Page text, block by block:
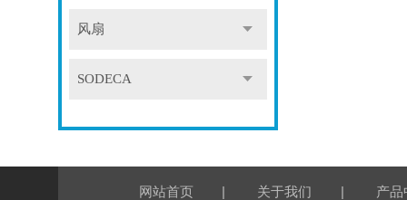
风扇
SODECA
网站首页 | 关于我们 | 产品